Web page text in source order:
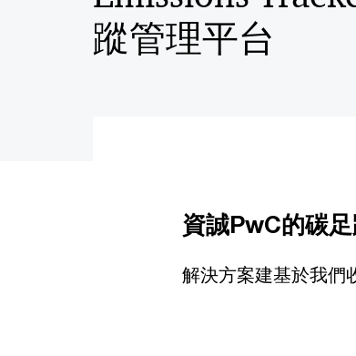
蹤管理平台
資誠PwC的碳
解決方案建基於我們